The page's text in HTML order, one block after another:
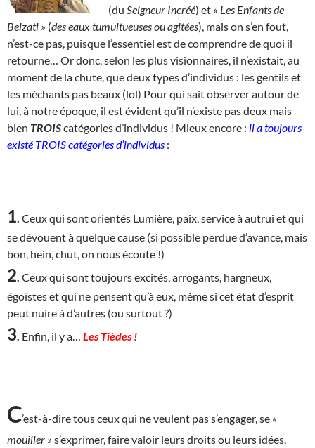
(du Seigneur Incréé) et « Les Enfants de
Belzatl » (des eaux tumultueuses ou agitées), mais on s’en fout,
n’est-ce pas, puisque l’essentiel est de comprendre de quoi il
retourne… Or donc, selon les plus visionnaires, il n’existait, au
moment de la chute, que deux types d’individus : les gentils et
les méchants pas beaux (lol) Pour qui sait observer autour de
lui, à notre époque, il est évident qu’il n’existe pas deux mais
bien TROIScatégories d’individus ! Mieux encore : il a toujours
existé TROIS catégories d’individus :
1 Ceux qui sont orientés Lumière, paix, service à autrui et qui
se dévouent à quelque cause (si possible perdue d’avance, mais
bon, hein, chut, on nous écoute !)
2 Ceux qui sont toujours excités, arrogants, hargneux,
égoïstes et qui ne pensent qu’à eux, même si cet état d’esprit
peut nuire à d’autres (ou surtout ?)
3 Enfin, il y a… Les Tièdes !
C’est-à-dire tous ceux qui ne veulent pas s’engager, se «
mouiller » s’exprimer, faire valoir leurs droits ou leurs idées,